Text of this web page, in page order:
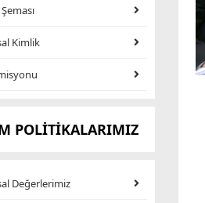
Kimlik
POLİTİKALARIMIZ
Değerlerimiz